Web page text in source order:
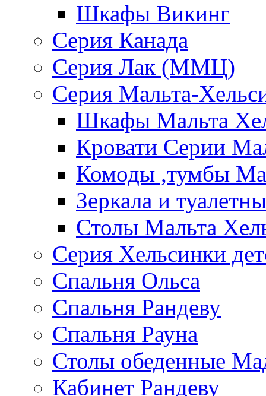
Шкафы Викинг
Серия Канада
Серия Лак (ММЦ)
Серия Мальта-
Шкафы Мальта
Кровати Серии
Комоды ,тумбы
Зеркала и
Столы Мальта
Серия Хельсинки
Спальня Ольса
Спальня Рандеву
Спальня Рауна
Столы обеденные
Кабинет Рандеву